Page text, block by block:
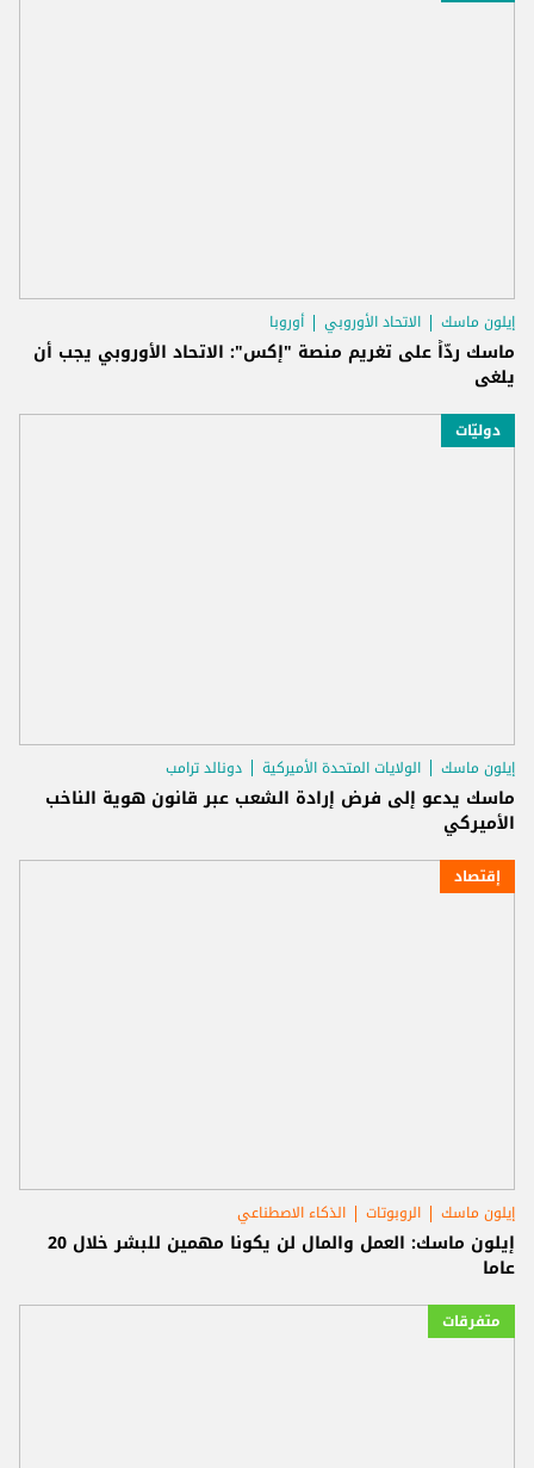
إيلون ماسك الاتحاد الأوروبي أوروبا
ماسك ردّاً على تغريم منصة "إكس": الاتحاد الأوروبي يجب أن
يلغى
دوليّات
إيلون ماسك الولايات المتحدة الأميركية دونالد ترامب
ماسك يدعو إلى فرض إرادة الشعب عبر قانون هوية الناخب
الأميركي
إقتصاد
إيلون ماسك الروبوتات الذكاء الاصطناعي
إيلون ماسك: العمل والمال لن يكونا مهمين للبشر خلال 20
عاما
متفرقات